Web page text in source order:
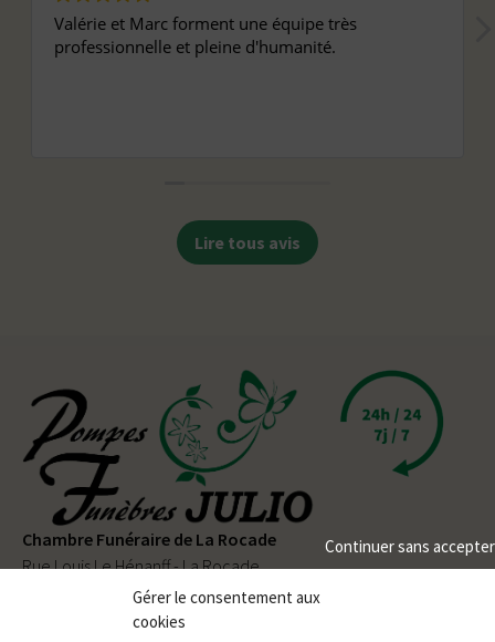
Gérer le consentement aux
cookies
Continuer sans accepter
Valérie et Marc forment une équipe très
professionnelle et pleine d'humanité.
Lire tous avis
Chambre Funéraire de La Rocade
Rue Louis Le Hénanff - La Rocade
56330 PLUVIGNER
02 97 50 90 80